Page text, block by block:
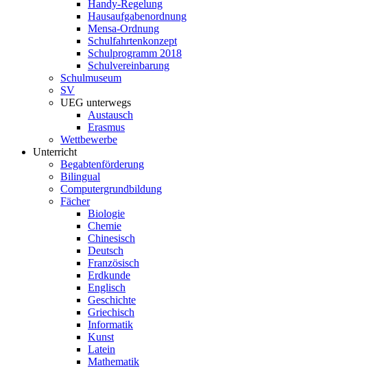
Handy-Regelung
Hausaufgabenordnung
Mensa-Ordnung
Schulfahrtenkonzept
Schulprogramm 2018
Schulvereinbarung
Schulmuseum
SV
UEG unterwegs
Austausch
Erasmus
Wettbewerbe
Unterricht
Begabtenförderung
Bilingual
Computergrundbildung
Fächer
Biologie
Chemie
Chinesisch
Deutsch
Französisch
Erdkunde
Englisch
Geschichte
Griechisch
Informatik
Kunst
Latein
Mathematik